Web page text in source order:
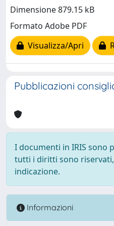
Dimensione 879.15 kB
Formato Adobe PDF
Visualizza/Apri
Pubblicazioni
I documenti in IRIS sono
tutti i diritti sono
indicazione.
Informazioni